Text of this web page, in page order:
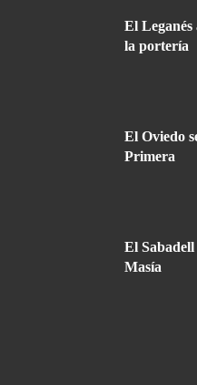
El
la portería
El Oviedo
Primera
El
Masía